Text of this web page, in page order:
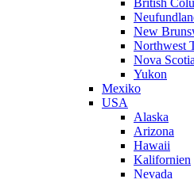
British
New
Northwest
Nova Scotia
Yukon
Mexiko
USA
Alaska
Arizona
Hawaii
Kalifornien
Nevada